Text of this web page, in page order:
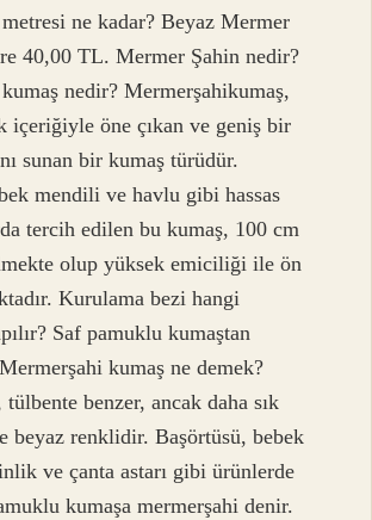
ne kadar? Beyaz Mermer
40,00 TL. Mermer Şahin nedir?
nedir? Mermerşahikumaş,
içeriğiyle öne çıkan ve geniş bir
sunan bir kumaş türüdür.
mendili ve havlu gibi hassas
tercih edilen bu kumaş, 100 cm
olup yüksek emiciliği ile ön
Kurulama bezi hangi
Saf pamuklu kumaştan
kumaş ne demek?
benzer, ancak daha sık
beyaz renklidir. Başörtüsü, bebek
ve çanta astarı gibi ürünlerde
kumaşa mermerşahi denir.